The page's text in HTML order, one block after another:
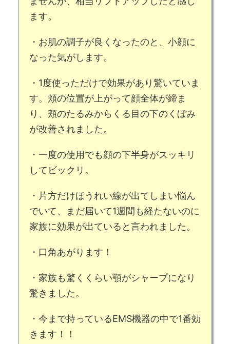
ます。
・ お肌の調子が良く なったのと、 小顔に
なった気がします。
・1度使っただけで効果があり驚いていま
す。 頬の位置が上がって顔全体が締ま
り 、 頬のたるみからく る目の下のくぼみ
が改善されました。
・一度の使用でも顔の下半身がスッキリ
してビックリ。
・ 片方だけほうれい線が出てしまい悩ん
でいて、まだ届いて1週間も経たないのに
家族に効果が出ていると言われました。
・ 口角あがります！
・家族も驚くくらい顎がシャープになり
驚きました。
・今まで持っているEMS機器の中で1番効
きます ！！